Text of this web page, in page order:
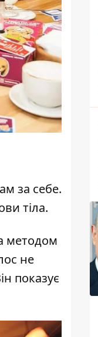
за себе.
тіла.
методом
не
показує